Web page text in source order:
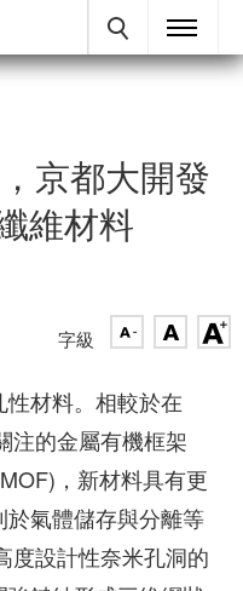
京都大開發
維材料
字級
材料。相較於在
注的金屬有機框架
，新材料具有更
氣體儲存與分離等
度設計性奈米孔洞的